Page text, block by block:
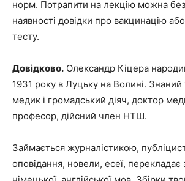
норм. Потрапити на лекцію можна
наявності довідки про вакцинацію
тесту.
Довідково. Олександр Кіцера
1931 року в Луцьку на Волині. Знаний
медик і громадський діяч, доктор
професор, дійсний член НТШ.
Займається журналістикою,
оповідання, новели, есеї, перекладає